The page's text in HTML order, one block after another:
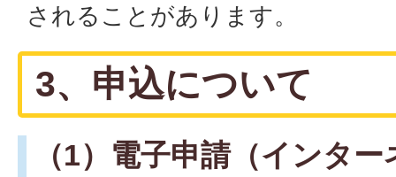
されることがあります。
3、申込について
（1）電子申請（インタ